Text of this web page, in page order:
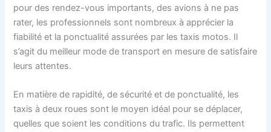
pour des rendez-vous importants, des avions à ne pas
rater, les professionnels sont nombreux à apprécier la
fiabilité et la ponctualité assurées par les taxis motos. Il
s’agit du meilleur mode de transport en mesure de satisfaire
leurs attentes.
En matière de rapidité, de sécurité et de ponctualité, les
taxis à deux roues sont le moyen idéal pour se déplacer,
quelles que soient les conditions du trafic. Ils permettent